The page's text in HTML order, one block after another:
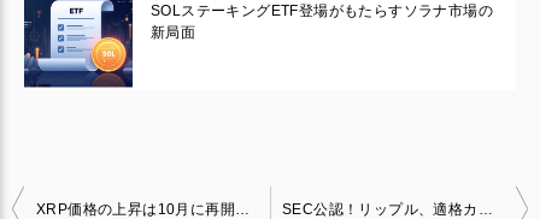
SOLステーキングETF登場がもたらすソラナ市場の
新局面
投